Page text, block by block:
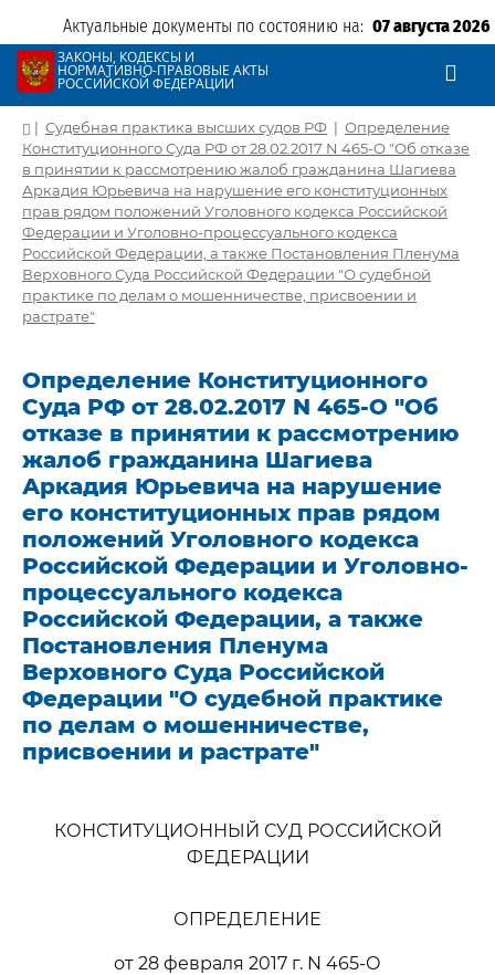
Актуальные документы по состоянию на: 07 августа 2026
ЗАКОНЫ, КОДЕКСЫ И
НОРМАТИВНО-ПРАВОВЫЕ АКТЫ
РОССИЙСКОЙ ФЕДЕРАЦИИ
| Судебная практика высших судов РФ | Определение
Конституционного Суда РФ от 28.02.2017 N 465-О "Об отказе
в принятии к рассмотрению жалоб гражданина Шагиева
Аркадия Юрьевича на нарушение его конституционных
прав рядом положений Уголовного кодекса Российской
Федерации и Уголовно-процессуального кодекса
Российской Федерации, а также Постановления Пленума
Верховного Суда Российской Федерации "О судебной
практике по делам о мошенничестве, присвоении и
растрате"
Определение Конституционного
Суда РФ от 28.02.2017 N 465-О "Об
отказе в принятии к рассмотрению
жалоб гражданина Шагиева
Аркадия Юрьевича на нарушение
его конституционных прав рядом
положений Уголовного кодекса
Российской Федерации и Уголовно-
процессуального кодекса
Российской Федерации, а также
Постановления Пленума
Верховного Суда Российской
Федерации "О судебной практике
по делам о мошенничестве,
присвоении и растрате"
КОНСТИТУЦИОННЫЙ СУД РОССИЙСКОЙ
ФЕДЕРАЦИИ
ОПРЕДЕЛЕНИЕ
от 28 февраля 2017 г. N 465-О